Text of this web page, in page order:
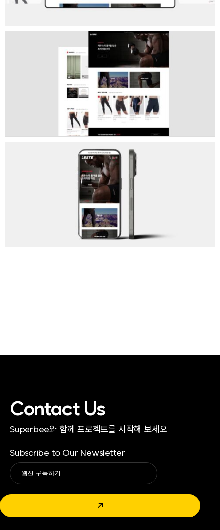
Contact Us
Superbee와 함께 프로젝트를 시작해 보세요
Subscribe to Our Newsletter
↗
Alternative: